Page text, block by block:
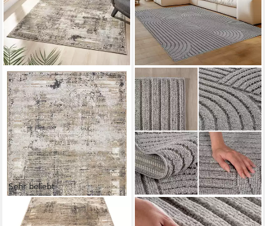
Sehr beliebt
OTTO HOME
Teppich Hamsa, Designer-
CARPETTEX
Designteppich Einfarbig